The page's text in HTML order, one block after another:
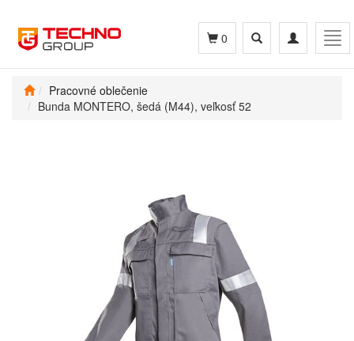
Toggle
navigation
Toggle
search
0
Pracovné oblečenie
Bunda MONTERO, šedá (M44), veľkosť 52